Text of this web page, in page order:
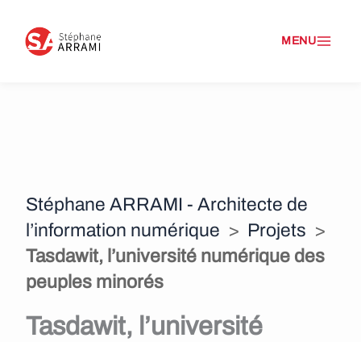
Stéphane ARRAMI - Architecte de
l’information numérique > Projets >
Tasdawit, l’université numérique des
peuples minorés
Tasdawit, l’université